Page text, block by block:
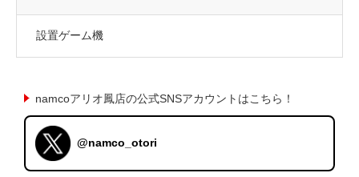
設置ゲーム機
namcoアリオ鳳店の公式SNSアカウントはこちら！
@namco_otori